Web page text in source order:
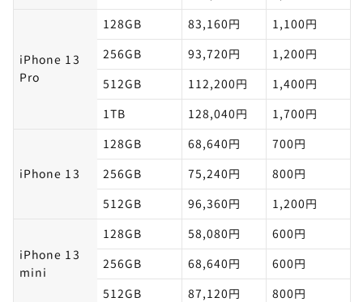
iPhone 13
Pro
128GB 83,160円
1,100円
256GB
93,720円
1,200円
512GB
112,200円
1,400円
1TB
128,040円 1,700円
iPhone 13
128GB 68,640円
700円
256GB
75,240円
800円
512GB
96,360円 1,200円
iPhone 13
mini
128GB 58,080円
600円
256GB
68,640円
600円
512GB
87,120円 800円